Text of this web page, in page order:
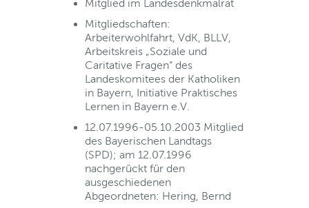
Mitglied im Landesdenkmalrat
Mitgliedschaften:
Arbeiterwohlfahrt, VdK, BLLV,
Arbeitskreis „Soziale und
Caritative Fragen“ des
Landeskomitees der Katholiken
in Bayern, Initiative Praktisches
Lernen in Bayern e.V.
12.07.1996-05.10.2003 Mitglied
des Bayerischen Landtags
(SPD); am 12.07.1996
nachgerückt für den
ausgeschiedenen
Abgeordneten: Hering, Bernd